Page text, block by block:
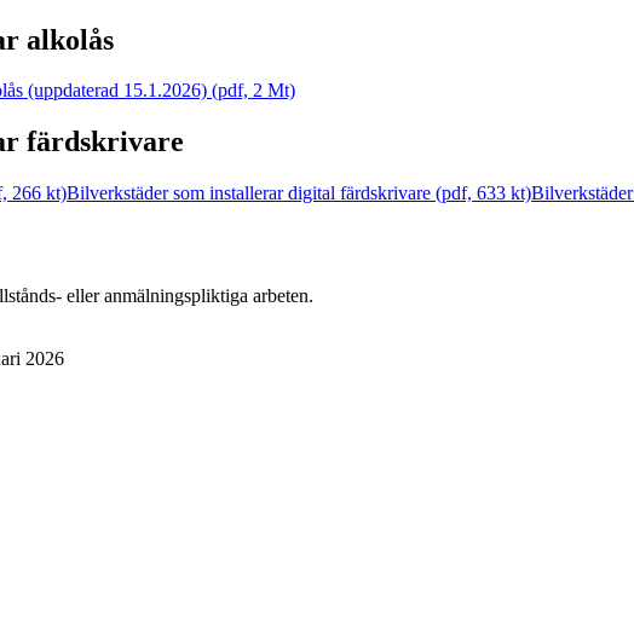
alkolås
(uppdaterad 15.1.2026) (pdf, 2 Mt)
färdskrivare
266 kt)Bilverkstäder som installerar digital färdskrivare (pdf, 633 kt)
eller anmälningspliktiga arbeten.
2026